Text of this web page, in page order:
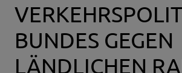
BUNDES GEGEN
LÄNDLICHEN